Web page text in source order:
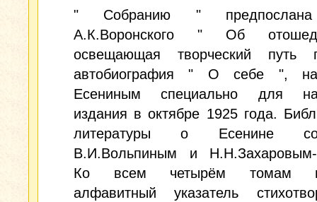
" Собранию " предпослана
А.К.Воронского " Об
освещающая творческий путь
автобиография " О себе ",
Есениным специально для
издания в октябре 1925 года.
литературы о Есенине
В.И.Вольпиным и Н.Н.Захаровым-
Ко всем четырём томам
алфавитный указатель